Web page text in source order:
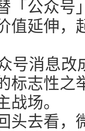
「公众
值延伸，
号消息
标志性之
战场。
头去看，